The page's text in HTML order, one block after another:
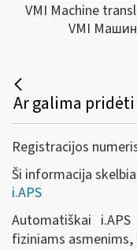
VMI Machine
VMI
Registracijos
Ši informacija
i.APS
Automatiškai
fiziniams